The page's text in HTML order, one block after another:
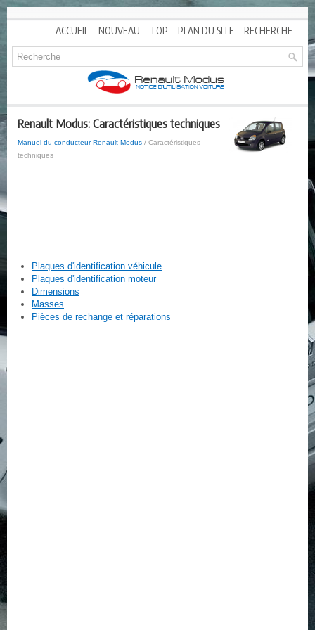
ACCUEIL NOUVEAU TOP PLAN DU SITE RECHERCHE
Renault Modus: Caractéristiques techniques
Manuel du conducteur Renault Modus / Caractéristiques
techniques
Plaques d'identification véhicule
Plaques d'identification moteur
Dimensions
Masses
Pièces de rechange et réparations